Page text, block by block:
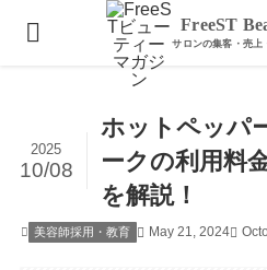
FreeST
ホーム 美容師採用・教育
ホットペッパ
ークの利用料
を解説！
2025
10/08
美容師採用・教育 May 21, 2024